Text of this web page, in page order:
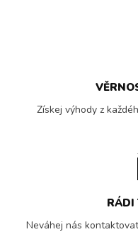
Získej výhody z
RÁDI
Neváhej nás